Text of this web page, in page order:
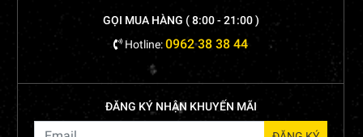
GỌI MUA HÀNG ( 8:00 - 21:00 )
Hotline:0962 38 38 44
ĐĂNG KÝ NHẬN KHUYẾN MÃI